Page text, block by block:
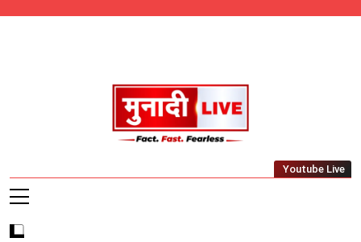
Munadi Live – Jharkhand's Leading Local
Youtube Live